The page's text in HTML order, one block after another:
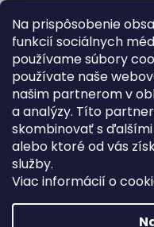
Na prispôsobenie
funkcií sociálnych
používame súbory
používate naše
našim partnerom v
a analýzy. Títo
skombinovať s
alebo ktoré od vás
služby.
Viac informácií o
Fortuna